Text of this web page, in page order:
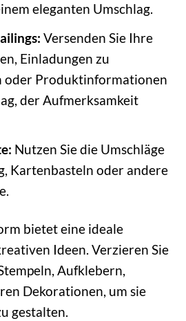
eleganten Umschlag.
Versenden Sie Ihre
Einladungen zu
oder Produktinformationen
der Aufmerksamkeit
Nutzen Sie die Umschläge
Kartenbasteln oder andere
bietet eine ideale
Ideen. Verzieren Sie
Aufklebern,
Dekorationen, um sie
gestalten.